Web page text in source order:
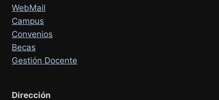
WebMail
Campus
Convenios
Becas
Gestión Docente
Dirección